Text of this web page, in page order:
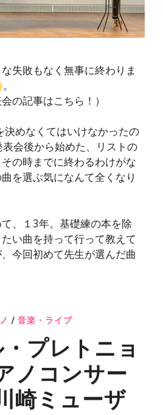
失敗もなく無事に終わりま
。
の記事はこちら！）
決めなくてはいけなかったの
表会後から始めた、リストの
その時までに終わるわけがな
を選ぶ気になんて全くなり
、１3年。基礎練の本を除
い曲を持って行って教えて
今回初めて先生が選んだ曲
/ 音楽・ライブ
プレトニョ
コンサー
崎ミューザ